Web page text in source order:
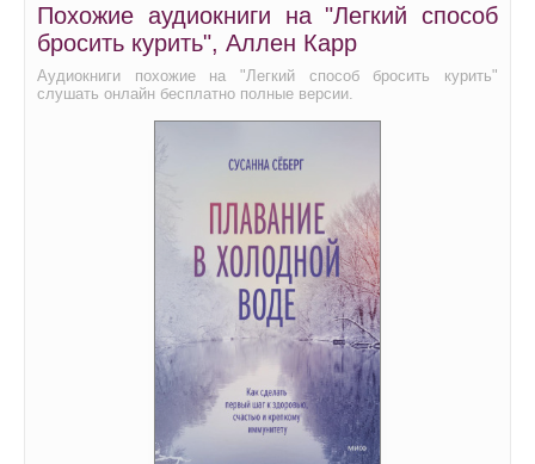
44.mp3
45.mp3
Похожие аудиокниги на "Легкий способ
бросить курить", Аллен Карр
Аудиокниги похожие на "Легкий способ бросить курить"
слушать онлайн бесплатно полные версии.